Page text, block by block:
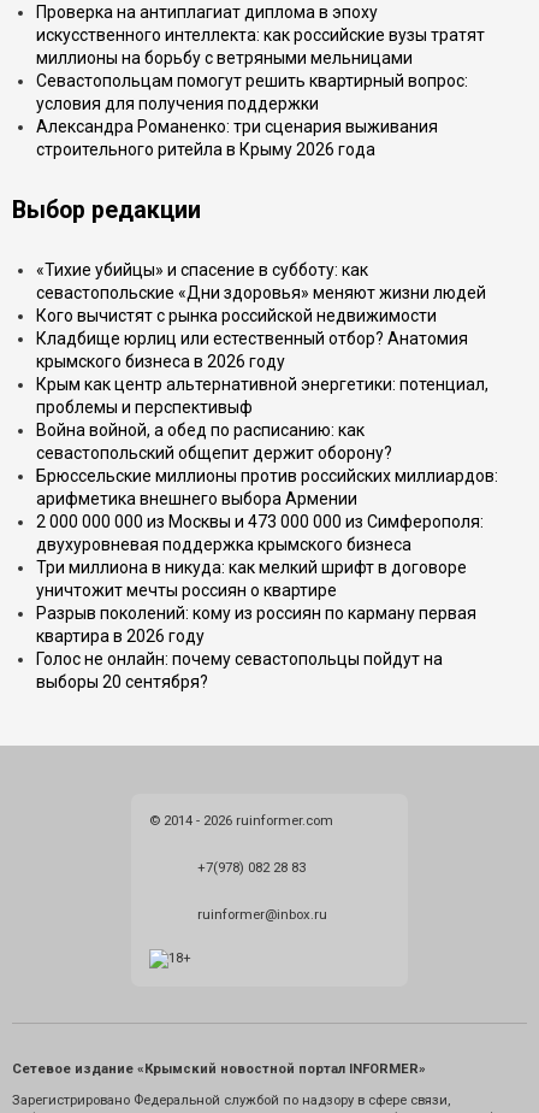
Проверка на антиплагиат диплома в эпоху
искусственного интеллекта: как российские вузы тратят
миллионы на борьбу с ветряными мельницами
Севастопольцам помогут решить квартирный вопрос:
условия для получения поддержки
Александра Романенко: три сценария выживания
строительного ритейла в Крыму 2026 года
Выбор редакции
«Тихие убийцы» и спасение в субботу: как
севастопольские «Дни здоровья» меняют жизни людей
Кого вычистят с рынка российской недвижимости
Кладбище юрлиц или естественный отбор? Анатомия
крымского бизнеса в 2026 году
Крым как центр альтернативной энергетики: потенциал,
проблемы и перспективыф
Война войной, а обед по расписанию: как
севастопольский общепит держит оборону?
Брюссельские миллионы против российских миллиардов:
арифметика внешнего выбора Армении
2 000 000 000 из Москвы и 473 000 000 из Симферополя:
двухуровневая поддержка крымского бизнеса
Три миллиона в никуда: как мелкий шрифт в договоре
уничтожит мечты россиян о квартире
Разрыв поколений: кому из россиян по карману первая
квартира в 2026 году
Голос не онлайн: почему севастопольцы пойдут на
выборы 20 сентября?
© 2014 - 2026 ruinformer.com
+7(978) 082 28 83
ruinformer@inbox.ru
Сетевое издание «Крымский новостной портал INFORMER»
Зарегистрировано Федеральной службой по надзору в сфере связи,